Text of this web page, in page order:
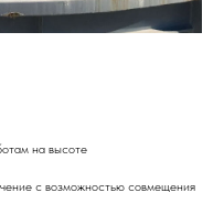
на высоте
с возможностью совмещения